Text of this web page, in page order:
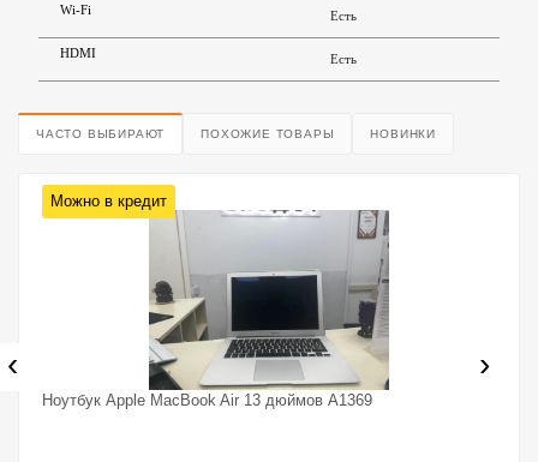
Wi-Fi Есть
HDMI Есть
ЧАСТО ВЫБИРАЮТ ПОХОЖИЕ ТОВАРЫ НОВИНКИ
Можно в кредит
Ноутбук Apple MacBook Air 13 дюймов A1369
‹ ›